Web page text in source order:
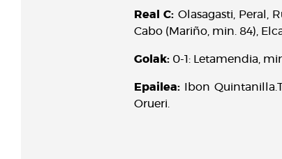
Real C: Olasagasti, Peral,
Cabo (Mariño, min. 84),
Golak: 0-1: Letamendia,
Epailea:
Ibon
Orueri.